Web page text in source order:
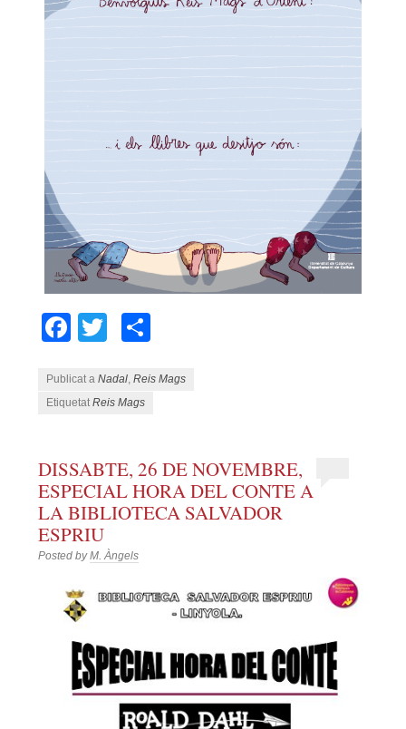
Facebook
Twitter
Publicat aNadal,Reis Mags
EtiquetatReis Mags
DISSABTE, 26 DE NOVEMBRE,
ESPECIAL HORA DEL CONTE A
LA BIBLIOTECA SALVADOR
ESPRIU
Posted byM. Àngels